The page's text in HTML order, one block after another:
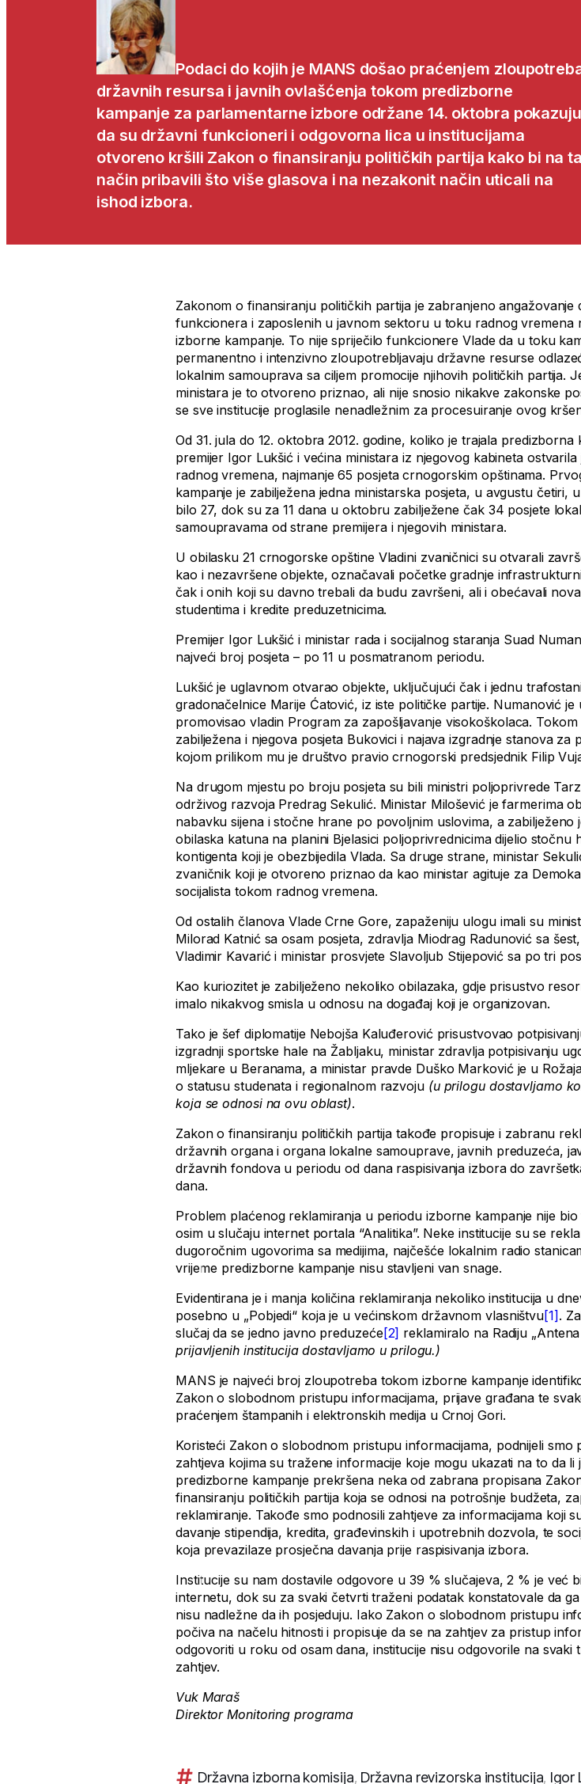
Podaci do kojih je MANS došao praćenjem
državnih resursa i javnih ovlašćenja tokom predizborne
kampanje za parlamentarne izbore održane 14. oktobra pokazuju
da su državni funkcioneri i odgovorna lica u institucijama
otvoreno kršili Zakon o finansiranju političkih partija kako bi na
način pribavili što više glasova i na nezakonit način uticali na
ishod izbora.
Zakonom o finansiranju političkih partija je zabranjeno angažovanje
funkcionera i zaposlenih u javnom sektoru u toku radnog vremena
izborne kampanje. To nije spriječilo funkcionere Vlade da u toku
permanentno i intenzivno zloupotrebljavaju državne resurse
lokalnim samouprava sa ciljem promocije njihovih političkih partija.
ministara je to otvoreno priznao, ali nije snosio nikakve zakonske
se sve institucije proglasile nenadležnim za procesuiranje ovog
Od 31. jula do 12. oktobra 2012. godine, koliko je trajala predizborna
premijer Igor Lukšić i većina ministara iz njegovog kabineta
radnog vremena, najmanje 65 posjeta crnogorskim opštinama.
kampanje je zabilježena jedna ministarska posjeta, u avgustu četiri,
bilo 27, dok su za 11 dana u oktobru zabilježene čak 34 posjete
samoupravama od strane premijera i njegovih ministara.
U obilasku 21 crnogorske opštine Vladini zvaničnici su otvarali
kao i nezavršene objekte, označavali početke gradnje
čak i onih koji su davno trebali da budu završeni, ali i obećavali
studentima i kredite preduzetnicima.
Premijer Igor Lukšić i ministar rada i socijalnog staranja Suad
najveći broj posjeta – po 11 u posmatranom periodu.
Lukšić je uglavnom otvarao objekte, uključujući čak i jednu
gradonačelnice Marije Ćatović, iz iste političke partije. Numanović je
promovisao vladin Program za zapošljavanje visokoškolaca. Tokom
zabilježena i njegova posjeta Bukovici i najava izgradnje stanova za
kojom prilikom mu je društvo pravio crnogorski predsjednik Filip
Na drugom mjestu po broju posjeta su bili ministri poljoprivrede
održivog razvoja Predrag Sekulić. Ministar Milošević je farmerima
nabavku sijena i stočne hrane po povoljnim uslovima, a zabilježeno
obilaska katuna na planini Bjelasici poljoprivrednicima dijelio stočnu
kontigenta koji je obezbijedila Vlada. Sa druge strane, ministar
zvaničnik koji je otvoreno priznao da kao ministar agituje za
socijalista tokom radnog vremena.
Od ostalih članova Vlade Crne Gore, zapaženiju ulogu imali su
Milorad Katnić sa osam posjeta, zdravlja Miodrag Radunović sa
Vladimir Kavarić i ministar prosvjete Slavoljub Stijepović sa po tri
Kao kuriozitet je zabilježeno nekoliko obilazaka, gdje prisustvo
imalo nikakvog smisla u odnosu na događaj koji je organizovan.
Tako je šef diplomatije Nebojša Kaluđerović prisustvovao
izgradnji sportske hale na Žabljaku, ministar zdravlja potpisivanju
mljekare u Beranama, a ministar pravde Duško Marković je u
o statusu studenata i regionalnom razvoju (u prilogu dostavljamo
koja se odnosi na ovu oblast).
Zakon o finansiranju političkih partija takođe propisuje i zabranu
državnih organa i organa lokalne samouprave, javnih preduzeća,
državnih fondova u periodu od dana raspisivanja izbora do
dana.
Problem plaćenog reklamiranja u periodu izborne kampanje nije
osim u slučaju internet portala “Analitika”. Neke institucije su se
dugoročnim ugovorima sa medijima, najčešće lokalnim radio
vrijeme predizborne kampanje nisu stavljeni van snage.
Evidentirana je i manja količina reklamiranja nekoliko institucija u
posebno u „Pobjedi“ koja je u većinskom državnom vlasništvu[1] .
slučaj da se jedno javno preduzeće[2] reklamiralo na Radiju „Antena
prijavljenih institucija dostavljamo u prilogu.)
MANS je najveći broj zloupotreba tokom izborne kampanje
Zakon o slobodnom pristupu informacijama, prijave građana te
praćenjem štampanih i elektronskih medija u Crnoj Gori.
Koristeći Zakon o slobodnom pristupu informacijama, podnijeli smo
zahtjeva kojima su tražene informacije koje mogu ukazati na to da li
predizborne kampanje prekršena neka od zabrana propisana
finansiranju političkih partija koja se odnosi na potrošnje budžeta,
reklamiranje. Takođe smo podnosili zahtjeve za informacijama koji
davanje stipendija, kredita, građevinskih i upotrebnih dozvola, te
koja prevazilaze prosječna davanja prije raspisivanja izbora.
Institucije su nam dostavile odgovore u 39 % slučajeva, 2 % je već
internetu, dok su za svaki četvrti traženi podatak konstatovale da
nisu nadležne da ih posjeduju. Iako Zakon o slobodnom pristupu
počiva na načelu hitnosti i propisuje da se na zahtjev za pristup
odgovoriti u roku od osam dana, institucije nisu odgovorile na svaki
zahtjev.
Vuk Maraš
Direktor Monitoring programa
Državna izborna komisija, Državna revizorska institucija, Igor